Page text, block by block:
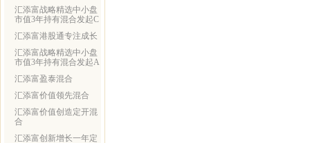
汇添富战略精选中小盘
市值3年持有混合发起C
汇添富港股通专注成长
汇添富战略精选中小盘
市值3年持有混合发起A
汇添富盈泰混合
汇添富价值领先混合
汇添富价值创造定开混
合
汇添富创新增长一年定